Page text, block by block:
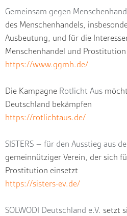
Gemeinsam gegen
des Menschenhandels,
Ausbeutung, und für die
Menschenhandel und
https://www.ggmh.de/
Die Kampagne Rotlicht Aus
Deutschland bekämpfen
https://rotlichtaus.de/
SISTERS – für den Ausstieg aus
gemeinnütziger Verein, der sich
Prostitution einsetzt
https://sisters-ev.de/
SOLWODI Deutschland e.V. setzt